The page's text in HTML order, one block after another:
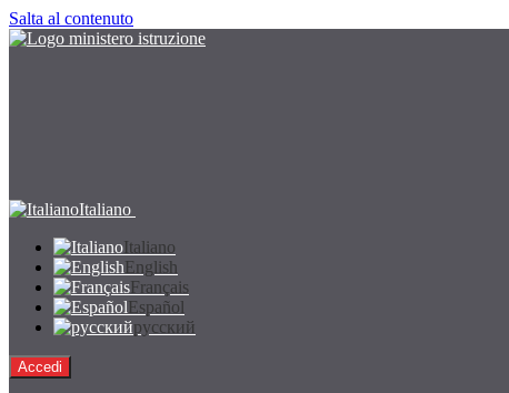
Salta al contenuto
Italiano
Italiano
English
Français
Español
русский
Accedi